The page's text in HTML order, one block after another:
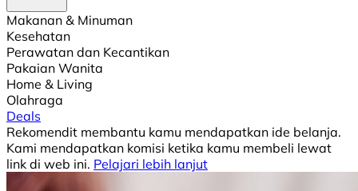
Makanan & Minuman
Kesehatan
Perawatan dan Kecantikan
Pakaian Wanita
Home & Living
Olahraga
Deals
Rekomendit membantu kamu mendapatkan ide belanja.
Kami mendapatkan komisi ketika kamu membeli lewat
link di web ini. Pelajari lebih lanjut